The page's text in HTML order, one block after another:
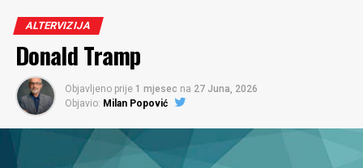
usledila. Što mene, u načelu, spoznajno i intelektualno,
nije iznenadilo, jer sam, kao učenik Imanuela Volerstina i
Ilje Prigožina, za mogućnost odnosno verovatnoću
njenog nastupanja, već dugo znao, ali me je njena
spektakularna trampistička premijera, psihološki, ipak,
iznenadila.
Što mi se već dešavalo. Na primer i sa raspadom
ALTERVIZIJA
Donald Tramp
Objavljeno prije 1 mjesec na 27 Juna, 2026
Objavio: Milan Popović